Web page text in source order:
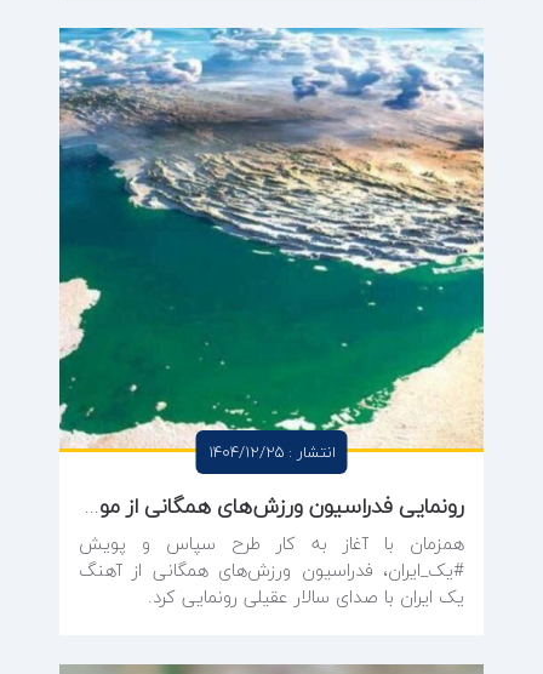
انتشار : 1404/12/25
رونمایی فدراسیون ورزش‌های همگانی از موزیک جدید یک ایران سالار عقیلی برای ورزش همگانی خواند
همزمان با آغاز به کار طرح سپاس و پویش
#یک_ایران، فدراسیون ورزش‌های همگانی از آهنگ
یک ایران با صدای سالار عقیلی رونمایی کرد.